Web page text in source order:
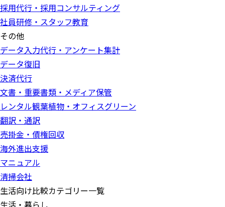
採用代行・採用コンサルティング
社員研修・スタッフ教育
その他
データ入力代行・アンケート集計
データ復旧
決済代行
文書・重要書類・メディア保管
レンタル観葉植物・オフィスグリーン
翻訳・通訳
売掛金・債権回収
海外進出支援
マニュアル
清掃会社
生活向け比較カテゴリー一覧
生活・暮らし